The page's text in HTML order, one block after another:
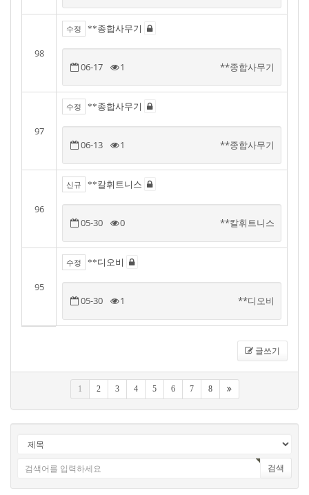
98
수정 **종합사무기
06-17 1 **종합사무기
97
수정 **종합사무기
06-13 1 **종합사무기
96
신규 **칼휘트니스
05-30 0 **칼휘트니스
95
수정 **디오비
05-30 1 **디오비
글쓰기
1 2 3 4 5 6 7 8
검색